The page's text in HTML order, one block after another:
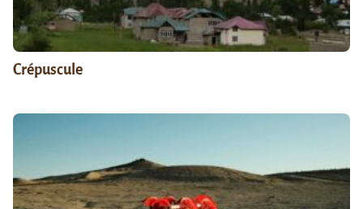
Crépuscule